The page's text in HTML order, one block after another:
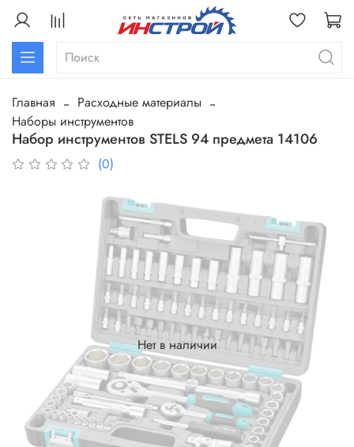
Главная
Расходные материалы
Наборы инструментов
Набор инструментов STELS 94 предмета 14106
(0)
Нет в наличии